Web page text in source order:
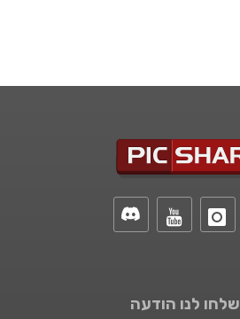
שלחו לנו הודעה